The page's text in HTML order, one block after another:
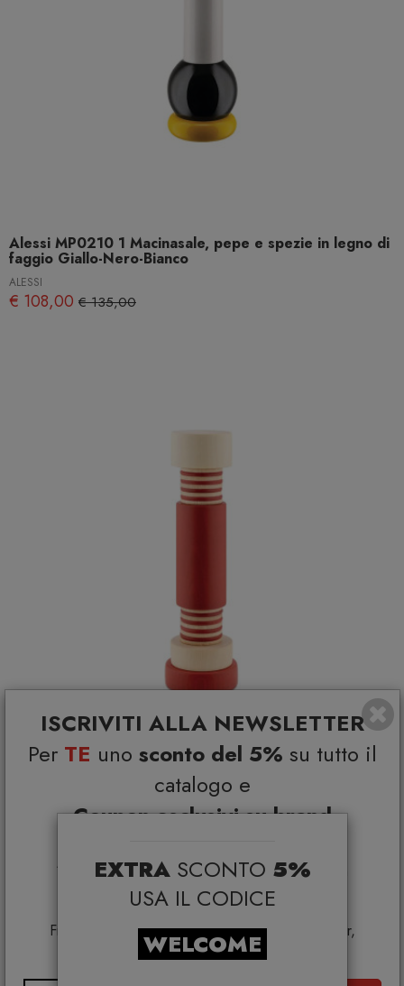
ISCRIVITI ALLA NEWSLETTER
Per TE uno sconto del 5% su tutto il
catalogo e
Coupon esclusivi su brand
*Coupon non cumulabile con altre promo e non
applicabile su:
Smeg, Bontempi Casa, Samsonite, BBB Italia,
Franke, Gufram, Memphis, Plust, Samsung, Faber,
Dunavox, Zafferano, VG, Slide
EXTRA SCONTO 5%
USA IL CODICE
WELCOME
Alessi MP0210 1 Macinasale, pepe e spezie in legno di
faggio Giallo-Nero-Bianco
ALESSI
€ 108,00 € 135,00
Alessi MP0215 1 Macinasale, pepe e spezie in legno di
acero naturale e Rosso